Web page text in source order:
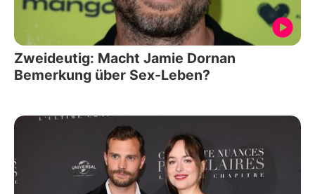
Zweideutig: Macht Jamie Dornan
Bemerkung über Sex-Leben?